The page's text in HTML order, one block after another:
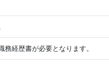
務経歴書が必要となります。